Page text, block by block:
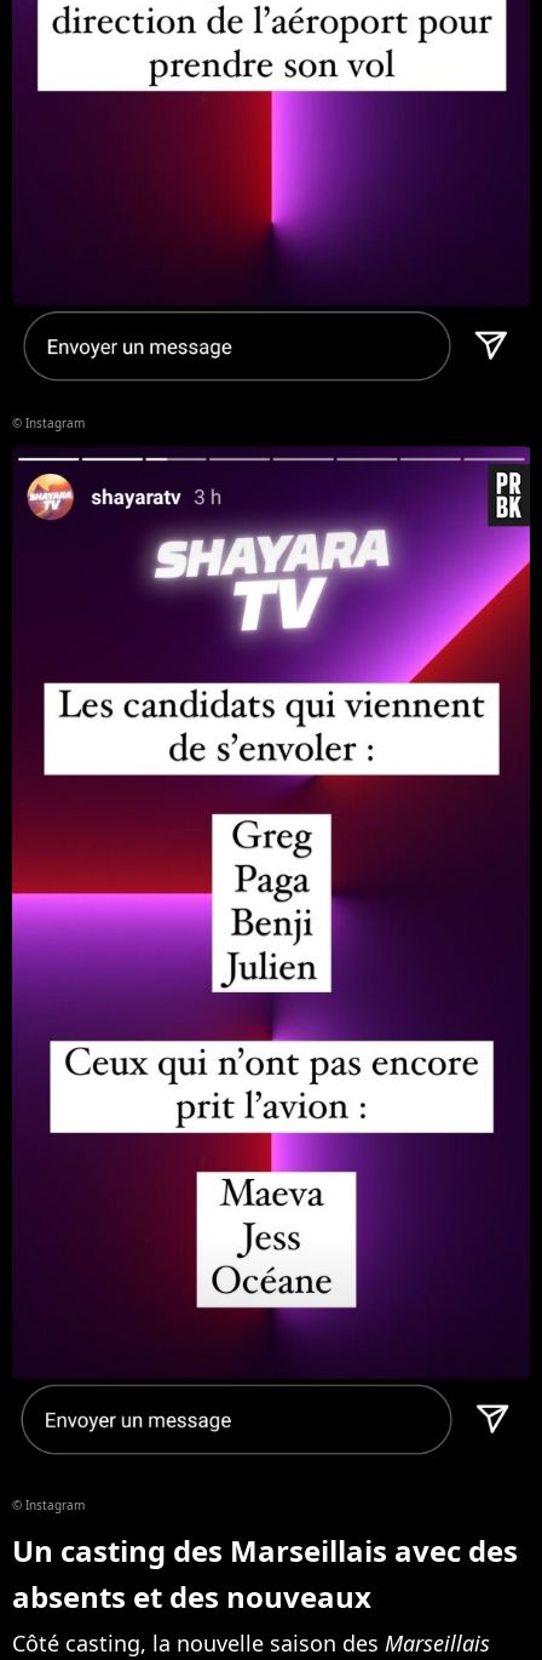
© Instagram
© Instagram
Un casting des Marseillais avec des
absents et des nouveaux
Côté casting, la nouvelle saison des Marseillais